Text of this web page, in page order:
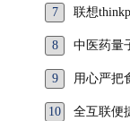
7 联想
8 中医药量
9 用心严把
10 全互联便